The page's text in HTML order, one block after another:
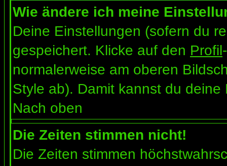
Wie ändere ich meine
Deine Einstellungen (sofern du
gespeichert. Klicke auf den Profil
normalerweise am oberen
Style ab). Damit kannst du
Nach oben
Die Zeiten stimmen nicht!
Die Zeiten stimmen